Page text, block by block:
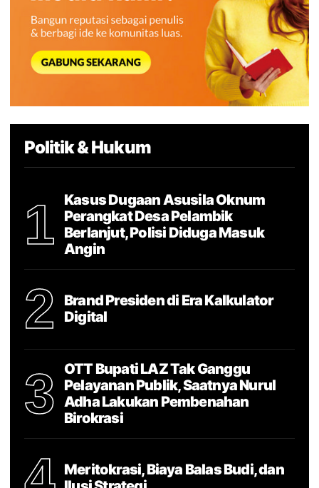
Politik & Hukum
1
Kasus Dugaan Asusila Oknum
Perangkat Desa Pelambik
Berlanjut, Polisi Diduga Masuk
Angin
2
Brand Presiden di Era Kalkulator
Digital
3
OTT Bupati LAZ Tak Ganggu
Pelayanan Publik, Saatnya Nurul
Adha Lakukan Pembenahan
Birokrasi
Meritokrasi, Biaya Balas Budi, dan